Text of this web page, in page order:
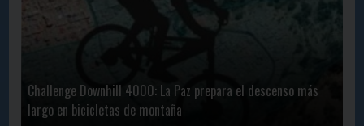
Challenge Downhill 4000: La Paz prepara el descenso más
largo en bicicletas de montaña